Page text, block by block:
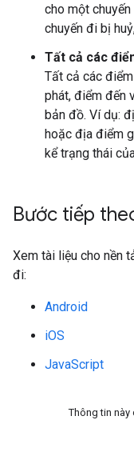
cho một
chuyến đi bị
Tất cả các
Tất cả các
phát, điểm đến
bản đồ. Ví dụ:
hoặc địa điểm
kể trạng thái
Bước tiếp
Xem tài liệu cho nền
đi:
Android
iOS
JavaScript
Thông tin